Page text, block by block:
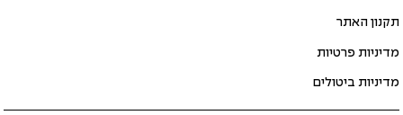
תקנון האתר
מדיניות פרטיות
מדיניות ביטולים